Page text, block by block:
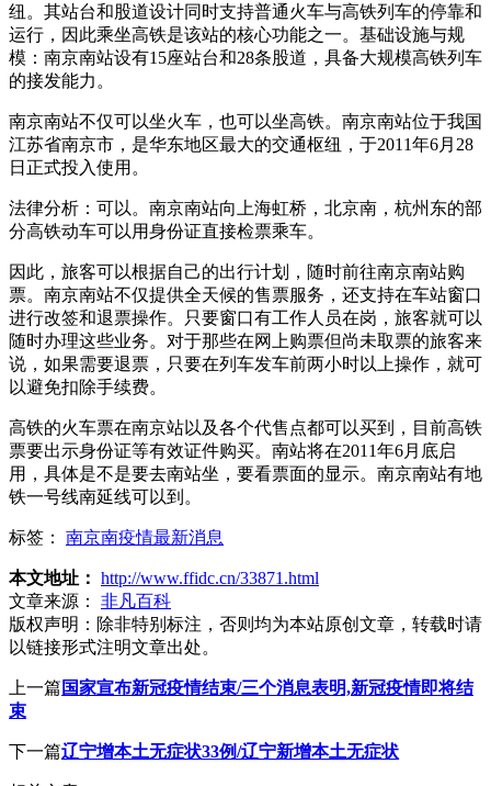
纽。其站台和股道设计同时支持普通火车与高铁列车的停靠和
运行，因此乘坐高铁是该站的核心功能之一。基础设施与规
模：南京南站设有15座站台和28条股道，具备大规模高铁列车
的接发能力。
南京南站不仅可以坐火车，也可以坐高铁。南京南站位于我国
江苏省南京市，是华东地区最大的交通枢纽，于2011年6月28
日正式投入使用。
法律分析：可以。南京南站向上海虹桥，北京南，杭州东的部
分高铁动车可以用身份证直接检票乘车。
因此，旅客可以根据自己的出行计划，随时前往南京南站购
票。南京南站不仅提供全天候的售票服务，还支持在车站窗口
进行改签和退票操作。只要窗口有工作人员在岗，旅客就可以
随时办理这些业务。对于那些在网上购票但尚未取票的旅客来
说，如果需要退票，只要在列车发车前两小时以上操作，就可
以避免扣除手续费。
高铁的火车票在南京站以及各个代售点都可以买到，目前高铁
票要出示身份证等有效证件购买。南站将在2011年6月底启
用，具体是不是要去南站坐，要看票面的显示。南京南站有地
铁一号线南延线可以到。
标签： 南京南疫情最新消息
本文地址： http://www.ffidc.cn/33871.html
文章来源：
非凡百科
版权声明： 除非特别标注，否则均为本站原创文章，转载时请
以链接形式注明文章出处。
上一篇 国家宣布新冠疫情结束/三个消息表明,新冠疫情即将结
束
下一篇辽宁增本土无症状33例/辽宁新增本土无症状